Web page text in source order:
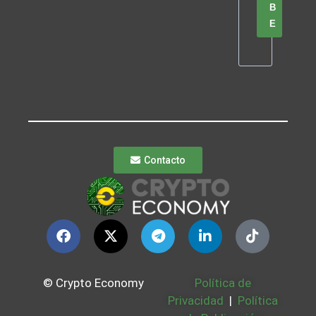
B
E
Contacto
© Crypto Economy
Política de
Privacidad | Política